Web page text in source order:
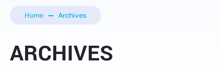
Home Archives
ARCHIVES